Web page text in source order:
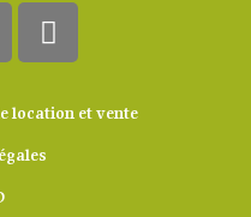
location et vente